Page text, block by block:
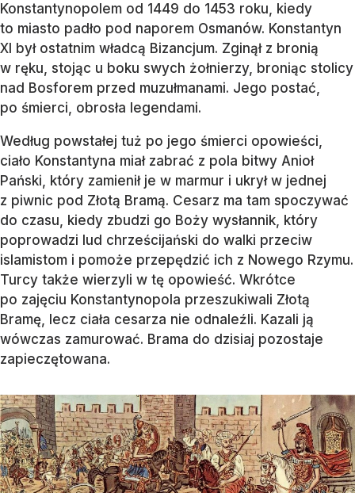
Konstantynopolem od 1449 do 1453 roku, kiedy
to miasto padło pod naporem Osmanów. Konstantyn
XI był ostatnim władcą Bizancjum. Zginął z bronią
w ręku, stojąc u boku swych żołnierzy, broniąc stolicy
nad Bosforem przed muzułmanami. Jego postać,
po śmierci, obrosła legendami.
Według powstałej tuż po jego śmierci opowieści,
ciało Konstantyna miał zabrać z pola bitwy Anioł
Pański, który zamienił je w marmur i ukrył w jednej
z piwnic pod Złotą Bramą. Cesarz ma tam spoczywać
do czasu, kiedy zbudzi go Boży wysłannik, który
poprowadzi lud chrześcijański do walki przeciw
islamistom i pomoże przepędzić ich z Nowego Rzymu.
Turcy także wierzyli w tę opowieść. Wkrótce
po zajęciu Konstantynopola przeszukiwali Złotą
Bramę, lecz ciała cesarza nie odnaleźli. Kazali ją
wówczas zamurować. Brama do dzisiaj pozostaje
zapieczętowana.